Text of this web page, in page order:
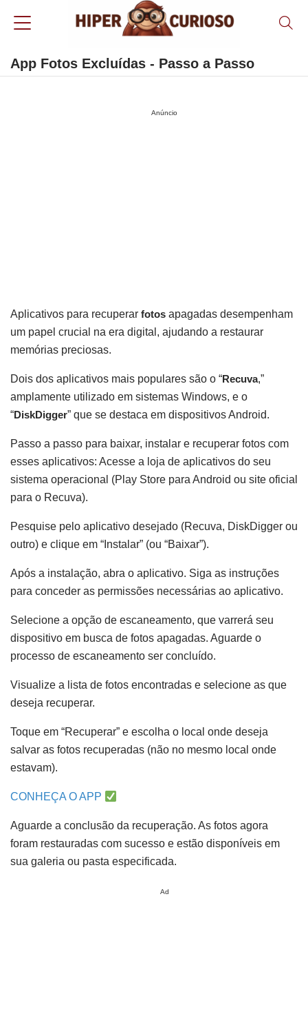
App Fotos Excluídas - Passo a Passo
Anúncio
Aplicativos para recuperar fotos apagadas desempenham
um papel crucial na era digital, ajudando a restaurar
memórias preciosas.
Dois dos aplicativos mais populares são o “Recuva,”
amplamente utilizado em sistemas Windows, e o
“DiskDigger” que se destaca em dispositivos Android.
Passo a passo para baixar, instalar e recuperar fotos com
esses aplicativos: Acesse a loja de aplicativos do seu
sistema operacional (Play Store para Android ou site oficial
para o Recuva).
Pesquise pelo aplicativo desejado (Recuva, DiskDigger ou
outro) e clique em “Instalar” (ou “Baixar”).
Após a instalação, abra o aplicativo. Siga as instruções
para conceder as permissões necessárias ao aplicativo.
Selecione a opção de escaneamento, que varrerá seu
dispositivo em busca de fotos apagadas. Aguarde o
processo de escaneamento ser concluído.
Visualize a lista de fotos encontradas e selecione as que
deseja recuperar.
Toque em “Recuperar” e escolha o local onde deseja
salvar as fotos recuperadas (não no mesmo local onde
estavam).
CONHEÇA O APP
Aguarde a conclusão da recuperação. As fotos agora
foram restauradas com sucesso e estão disponíveis em
sua galeria ou pasta especificada.
Ad